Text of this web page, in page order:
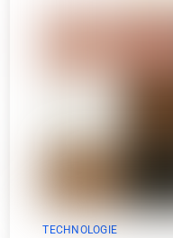
TECHNOLOGIE